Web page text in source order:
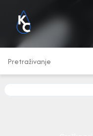
Pogledaj sve